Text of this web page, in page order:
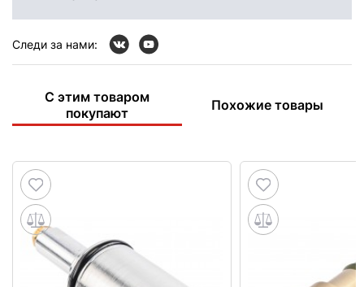
Следи за нами:
С этим товаром
покупают
Похожие товары